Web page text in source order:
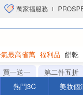
萬家福服務
最高省萬 福利品 餅乾
買一送一 第二件五折
熱門3C 美妝個